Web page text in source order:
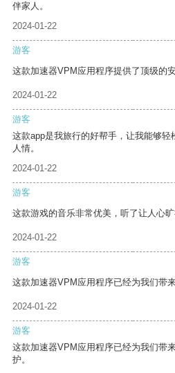
伴家人。
2024-01-22
游客
这款加速器VPM应用程序提供了顶级的
2024-01-22
游客
这款app是我旅行的好帮手，让我能够
人情。
2024-01-22
游客
这款游戏的音乐非常优美，听了让人心旷
2024-01-22
游客
这款加速器VPM应用程序已经为我们带
2024-01-22
游客
这款加速器VPM应用程序已经为我们带
护。